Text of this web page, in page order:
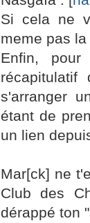
Si cela ne
meme pas
Enfin, pour
s'arranger
étant de
un lien
Mar[ck] ne
Club des
dérappé ton